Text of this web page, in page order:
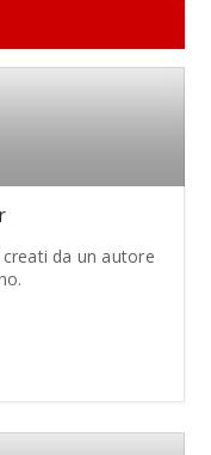
da un autore